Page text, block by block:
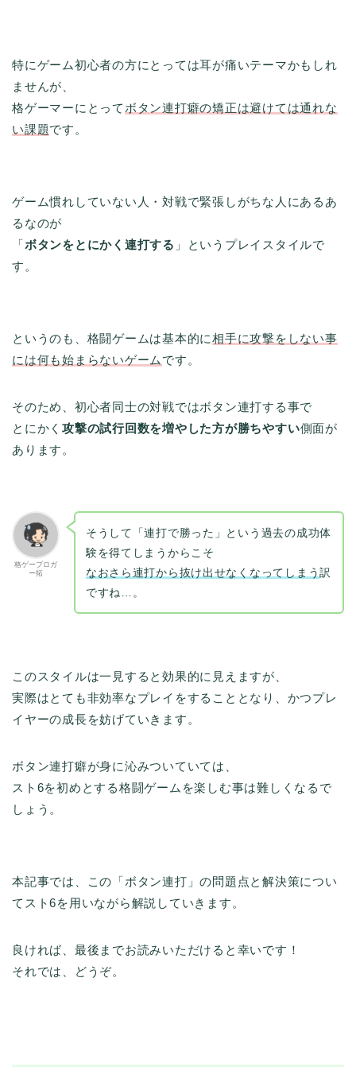
特にゲーム初心者の方にとっては耳が痛いテーマかもしれ
ませんが、
格ゲーマーにとって ボタン連打癖の矯正は避けては通れな
い課題です。
ゲーム慣れしていない人・対戦で緊張しがちな人にあるあ
るなのが
「ボタンをとにかく連打する 」というプレイスタイルで
す。
というのも、格闘ゲームは基本的に相手に攻撃をしない事
には何も始まらないゲーム です。
そのため、初心者同士の対戦ではボタン連打する事で
とにかく攻撃の試行回数を増やした方が勝ちやすい側面が
あります。
格ゲーブロガ
ー拓
そうして「連打で勝った」という過去の成功体
験を得てしまうからこそ
なおさら連打から抜け出せなくなってしまう訳
ですね…。
このスタイルは一見すると効果的に見えますが、
実際はとても非効率なプレイをすることとなり、かつプレ
イヤーの成長を妨げていきます。
ボタン連打癖が身に沁みついていては、
スト6を初めとする格闘ゲームを楽しむ事は難しくなるで
しょう。
本記事では、この「ボタン連打」の問題点と解決策につい
てスト6を用いながら解説していきます。
良ければ、最後までお読みいただけると幸いです！
それでは、どうぞ。